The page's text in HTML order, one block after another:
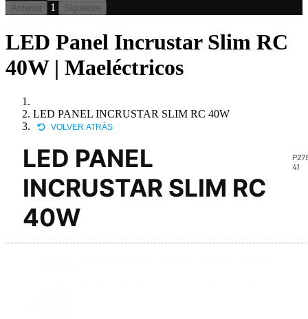
Anterior 1 Siguiente
LED Panel Incrustar Slim RC
40W | Maeléctricos
LED PANEL INCRUSTAR SLIM RC 40W
VOLVER ATRÁS
LED PANEL
INCRUSTAR SLIM RC
40W
41